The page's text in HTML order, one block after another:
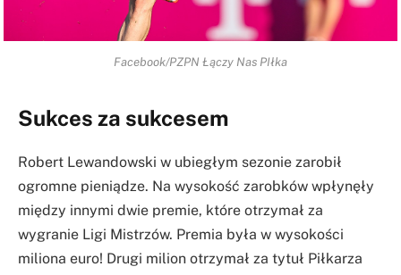
Facebook/PZPN Łączy Nas PIłka
Sukces za sukcesem
Robert Lewandowski w ubiegłym sezonie zarobił
ogromne pieniądze. Na wysokość zarobków wpłynęły
między innymi dwie premie, które otrzymał za
wygranie Ligi Mistrzów. Premia była w wysokości
miliona euro! Drugi milion otrzymał za tytuł Piłkarza